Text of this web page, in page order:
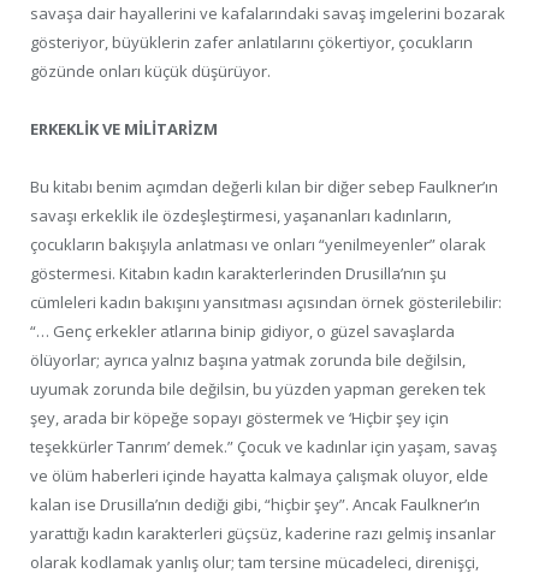
savaşa dair hayallerini ve kafalarındaki savaş imgelerini bozarak
gösteriyor, büyüklerin zafer anlatılarını çökertiyor, çocukların
gözünde onları küçük düşürüyor.
ERKEKLİK VE MİLİTARİZM
Bu kitabı benim açımdan değerli kılan bir diğer sebep Faulkner’ın
savaşı erkeklik ile özdeşleştirmesi, yaşananları kadınların,
çocukların bakışıyla anlatması ve onları “yenilmeyenler” olarak
göstermesi. Kitabın kadın karakterlerinden Drusilla’nın şu
cümleleri kadın bakışını yansıtması açısından örnek gösterilebilir:
“… Genç erkekler atlarına binip gidiyor, o güzel savaşlarda
ölüyorlar; ayrıca yalnız başına yatmak zorunda bile değilsin,
uyumak zorunda bile değilsin, bu yüzden yapman gereken tek
şey, arada bir köpeğe sopayı göstermek ve ‘Hiçbir şey için
teşekkürler Tanrım’ demek.” Çocuk ve kadınlar için yaşam, savaş
ve ölüm haberleri içinde hayatta kalmaya çalışmak oluyor, elde
kalan ise Drusilla’nın dediği gibi, “hiçbir şey”. Ancak Faulkner’ın
yarattığı kadın karakterleri güçsüz, kaderine razı gelmiş insanlar
olarak kodlamak yanlış olur; tam tersine mücadeleci, direnişçi,